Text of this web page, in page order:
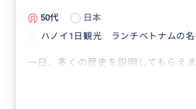
50代
日本
ハノイ1日観光 ランチベトナムの名
一日、多くの歴史を説明してもらえま